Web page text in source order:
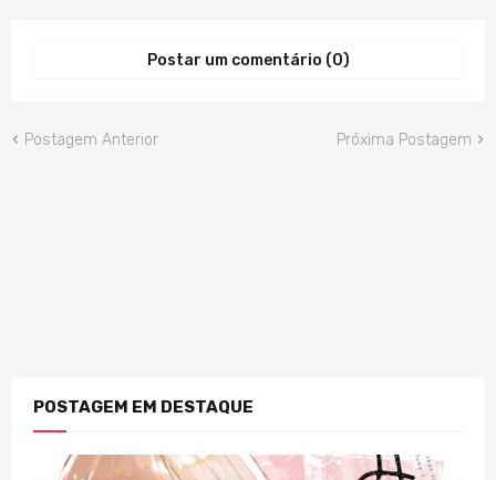
Postar um comentário (0)
Postagem Anterior Próxima Postagem
POSTAGEM EM DESTAQUE